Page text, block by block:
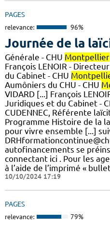
PAGES
relevance: 96%
Journée de la
Générale - CHU Montpellier
François LENOIR -
du Cabinet - CHU
Aumôniers du CHU - CHU
VIDARD [...] François
Juridiques et du Cabinet -
CUDENNEC, Référente
Programme Histoire de la
pour vivre ensemble [...]
autofinancements se
connectant ici . Pour les
à l’aide de l’imprimé «
10/10/2024 17:19
PAGES
relevance: 79%